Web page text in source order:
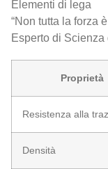
Elementi di lega
“Non tutta la forza
Esperto di Scienza
Proprietà
Resistenza alla
Densità